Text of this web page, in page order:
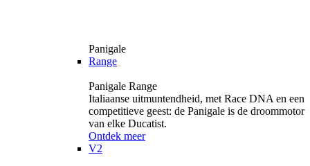
Panigale
Range
Panigale Range
Italiaanse uitmuntendheid, met Race DNA en een
competitieve geest: de Panigale is de droommotor
van elke Ducatist.
Ontdek meer
V2